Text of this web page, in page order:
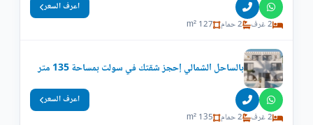
2 غرف 2 حمام 127 m²
اعرف السعر
بالساحل الشمالي إحجز شقتك في سولت بمساحة 135 متر
2 غرف 2 حمام 135 m²
اعرف السعر